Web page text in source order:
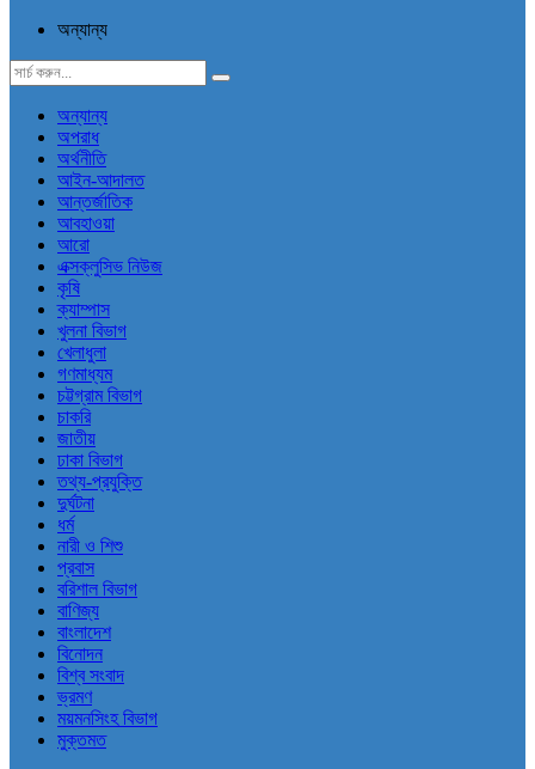
অন্যান্য
অন্যান্য
অপরাধ
অর্থনীতি
আইন-আদালত
আন্তর্জাতিক
আবহাওয়া
আরো
এক্সক্লুসিভ নিউজ
কৃষি
ক্যাম্পাস
খুলনা বিভাগ
খেলাধুলা
গণমাধ্যম
চট্টগ্রাম বিভাগ
চাকরি
জাতীয়
ঢাকা বিভাগ
তথ্য-প্রযুক্তি
দুর্ঘটনা
ধর্ম
নারী ও শিশু
প্রবাস
বরিশাল বিভাগ
বাণিজ্য
বাংলাদেশ
বিনোদন
বিশ্ব সংবাদ
ভ্রমণ
ময়মনসিংহ বিভাগ
মুক্তমত